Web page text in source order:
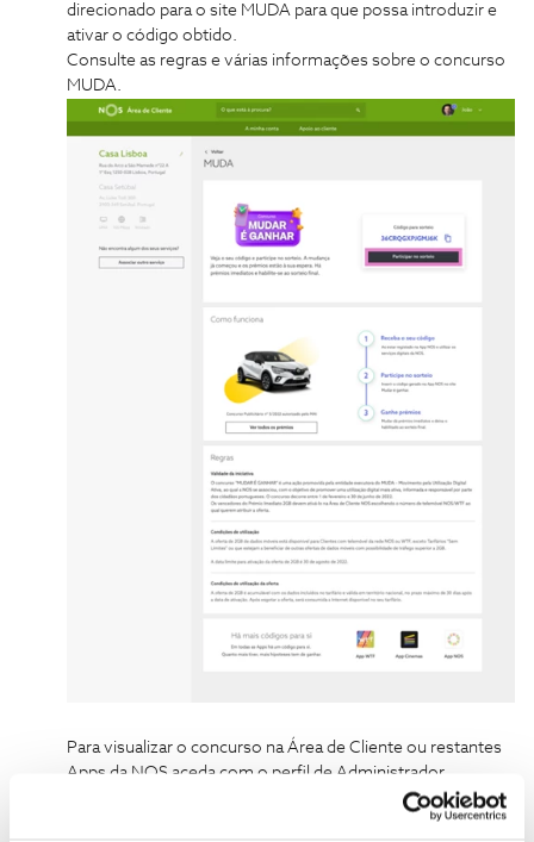
direcionado para o site MUDA para que possa introduzir e
ativar o código obtido.
Consulte as regras e várias informações sobre o concurso
MUDA.
Para visualizar o concurso na Área de Cliente ou restantes
Apps da NOS aceda com o perfil de Administrador.